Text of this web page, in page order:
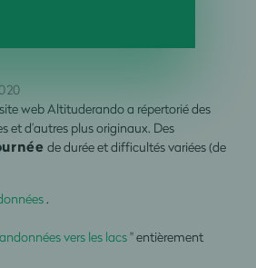
web Altituderando a répertorié des
et d’autres plus originaux. Des
de durée et difficultés variées (de
.
vers les lacs" entièrement